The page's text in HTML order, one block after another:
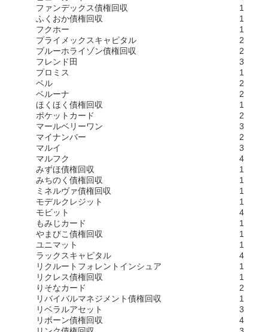
ファンデックス債権回収
1
ふくおか債権回収
1
フクホー
1
プライメックスキャピタル
2
ブルーホライゾン債権回収
2
フレンド田
3
プロミス
1
ベル
2
ベルーナ
2
ほくほく債権回収
1
ポケットカード
2
マールベリーワン
3
マイナンバー
2
マルイ
3
マルフク
4
みずほ債権回収
1
みちのく債権回収
1
ミネルヴァ債権回収
1
モデルクレジット
1
モビット
4
もみじカード
1
やまびこ債権回収
1
ユニマット
1
ラックスキャピタル
4
リクルートフォレントインシュア
1
リクレス債権回収
1
りそなカード
2
リバイバルマネジメント債権回収
1
リベラルアセット
3
リボーン債権回収
4